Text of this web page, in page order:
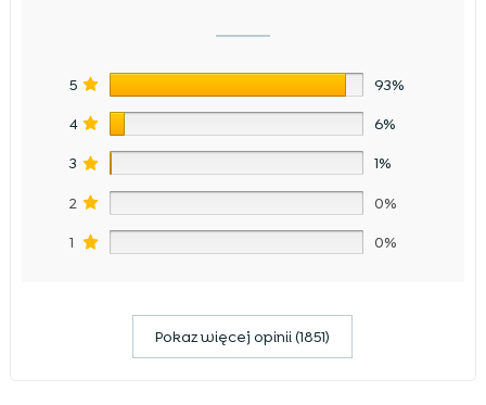
5 93%
4 6%
3 1%
2 0%
1 0%
Pokaz więcej opinii (1851)